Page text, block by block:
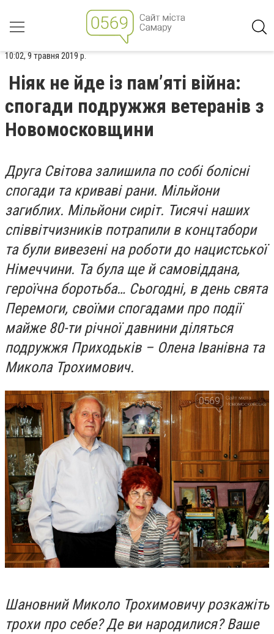
10:02, 9 травня 2019 р.
Ніяк не йде із пам’яті війна:
спогади подружжя ветеранів з
Новомосковщини
Друга Світова залишила по собі болісні
спогади та криваві рани. Мільйони
загиблих. Мільйони сиріт. Тисячі наших
співвітчизників потрапили в концтабори
та були вивезені на роботи до нацистської
Німеччини. Та була ще й самовіддана,
героїчна боротьба… Сьогодні, в день свята
Перемоги, своїми спогадами про події
майже 80-ти річної давнини діляться
подружжя Приходьків – Олена Іванівна та
Микола Трохимович.
Шановний Миколо Трохимовичу розкажіть
трохи про себе? Де ви народилися? Ваше